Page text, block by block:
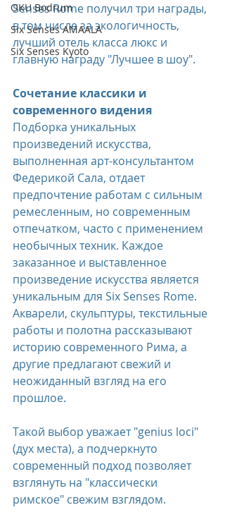
OKU Bodrum
Six Senses AMAALA
Six Senses Kyoto
Senses Rome получил три награды,
в том числе за экологичность,
лучший отель класса люкс и
главную награду "Лучшее в шоу".
Сочетание классики и
современного видения
Подборка уникальных
произведений искусства,
выполненная арт-консультантом
Федерикой Сала, отдает
предпочтение работам с сильным
ремесленным, но современным
отпечатком, часто с применением
необычных техник. Каждое
заказанное и выставленное
произведение искусства является
уникальным для Six Senses Rome.
Акварели, скульптуры, текстильные
работы и полотна рассказывают
историю современного Рима, а
другие предлагают свежий и
неожиданный взгляд на его
прошлое.
Такой выбор уважает "genius loci"
(дух места), а подчеркнуто
современный подход позволяет
взглянуть на "классически
римское" свежим взглядом.